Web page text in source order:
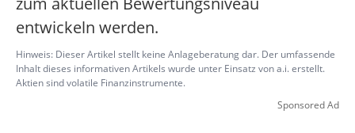
entwickeln werden.
Hinweis: Dieser Artikel stellt keine Anlageberatung dar. Der umfassende
Inhalt dieses informativen Artikels wurde unter Einsatz von a.i. erstellt.
Aktien sind volatile Finanzinstrumente.
Sponsored Ad